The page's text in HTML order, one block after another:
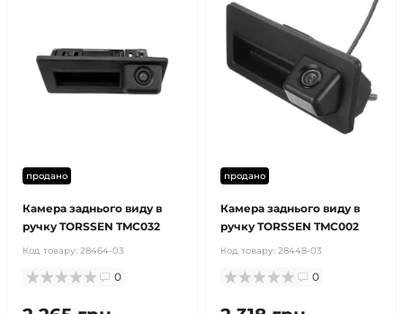
продано
Камера заднього виду в
ручку TORSSEN TMC032
Код товару: 28464-03
0
продано
Камера заднього виду в
ручку TORSSEN TMC002
Код товару: 28448-03
0